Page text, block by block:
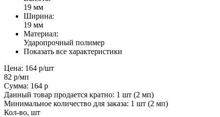
19 мм
Ширина:
19 мм
Материал:
Ударопрочный полимер
Показать все характеристики
Цена: 164 р/шт
82 р/мп
Сумма: 164 р
Данный товар продается кратно: 1 шт (2 мп)
Минимальное количество для заказа: 1 шт (2 мп)
Кол-во, шт